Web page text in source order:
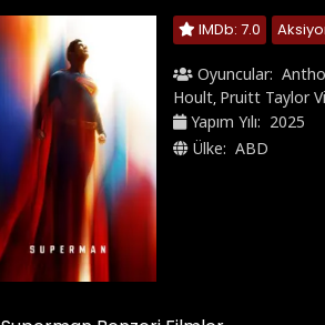
IMDb: 7.0
Oyuncular:
Hoult, Pruitt Taylor
Yapım Yılı: 2025
Ülke: ABD